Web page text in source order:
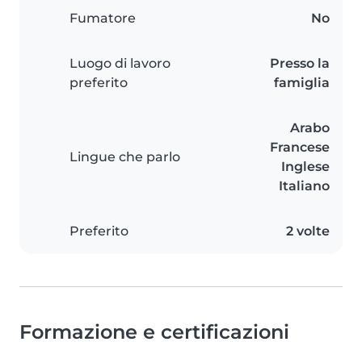
Fumatore No
Luogo di lavoro
preferito
Presso la
famiglia
Lingue che parlo
Arabo
Francese
Inglese
Italiano
Preferito 2 volte
Formazione e certificazioni